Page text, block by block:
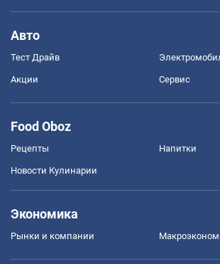
Авто
Тест Драйв
Акции Сервис
Food Oboz
Рецепты Напитки
Новости Кулинарии
Экономика
Рынки и компании